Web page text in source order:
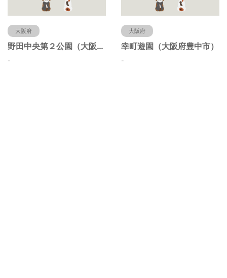
大阪府
野田中央第２公園（大阪府豊中市）
-
大阪府
幸町遊園（大阪府豊中市）
-